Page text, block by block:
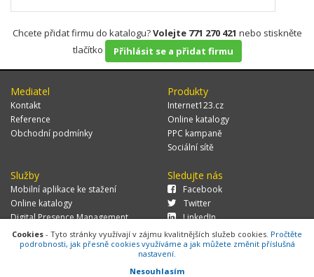
Chcete přidat firmu do katalogu?Volejte 771 270 421 nebo stiskněte
tlačítko
Přihlásit se a přidat firmu
Mediatel
Kontakt
Reference
Obchodní podmínky
Produkty
Internet123.cz
Online katalogy
PPC kampaně
Sociální sítě
Služby
Mobilní aplikace ke stažení
Online katalogy
Digital Presence Management
Více zákazníků
Sledujte nás
Facebook
Twitter
LinkedIn
© 2026 MEDIATEL CZ, s.r.o.,Za Potokem 46/4, 106 00 Praha 10, tel.:
Cookies - Tyto stránky využívají v zájmu kvalitnějších služeb cookies. Pročtěte
podrobnosti, jak přesně cookies využíváme a jak můžete změnit příslušná
nastavení.
Nesouhlasím